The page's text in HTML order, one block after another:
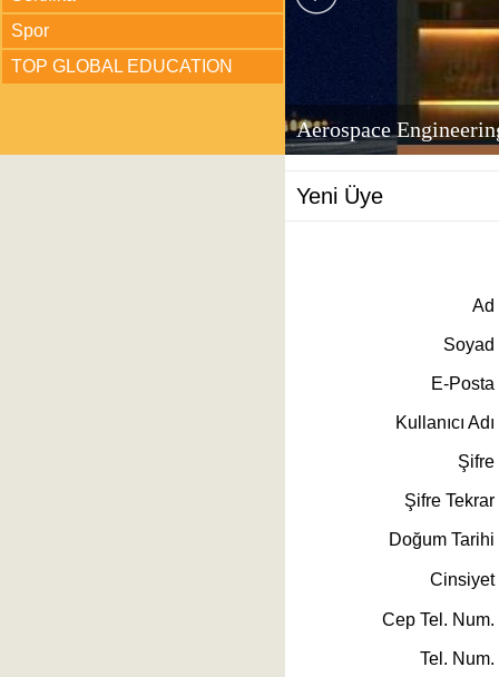
Spor
TOP GLOBAL EDUCATION
Aerospace
Yeni Üye
Ad
Soyad
E-Posta
Kullanıcı Adı
Şifre
Şifre Tekrar
Doğum Tarihi
Cinsiyet
Cep Tel. Num.
Tel. Num.